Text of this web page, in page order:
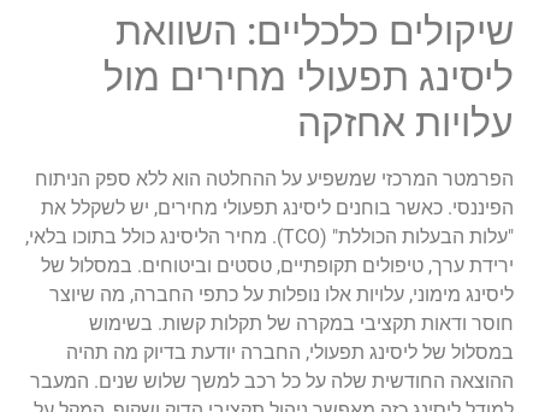
שיקולים כלכליים: השוואת
ליסינג תפעולי מחירים מול
עלויות אחזקה
הפרמטר המרכזי שמשפיע על ההחלטה הוא ללא ספק הניתוח
הפיננסי. כאשר בוחנים ליסינג תפעולי מחירים, יש לשקלל את
"עלות הבעלות הכוללת" (
TCO
). מחיר הליסינג כולל בתוכו בלאי,
ירידת ערך, טיפולים תקופתיים, טסטים וביטוחים. במסלול של
ליסינג מימוני, עלויות אלו נופלות על כתפי החברה, מה שיוצר
חוסר ודאות תקציבי במקרה של תקלות קשות. בשימוש
במסלול של ליסינג תפעולי, החברה יודעת בדיוק מה תהיה
ההוצאה החודשית שלה על כל רכב למשך שלוש שנים. המעבר